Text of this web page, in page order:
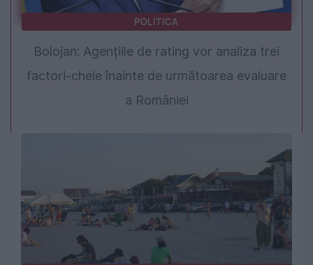
POLITICA
Bolojan: Agențiile de rating vor analiza trei
factori-cheie înainte de următoarea evaluare
a României